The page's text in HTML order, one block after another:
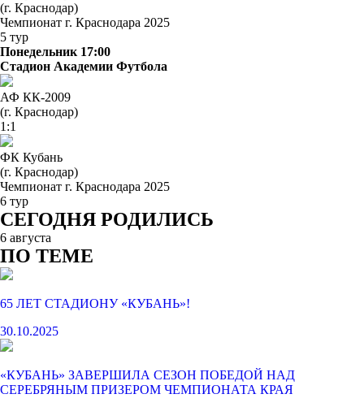
(г. Краснодар)
Чемпионат г. Краснодара 2025
5 тур
Понедельник 17:00
Стадион Академии Футбола
АФ КК-2009
(г. Краснодар)
1:1
ФК Кубань
(г. Краснодар)
Чемпионат г. Краснодара 2025
6 тур
СЕГОДНЯ РОДИЛИСЬ
6 августа
ПО ТЕМЕ
65 ЛЕТ СТАДИОНУ «КУБАНЬ»!
30.10.2025
«КУБАНЬ» ЗАВЕРШИЛА СЕЗОН ПОБЕДОЙ НАД
СЕРЕБРЯНЫМ ПРИЗЕРОМ ЧЕМПИОНАТА КРАЯ